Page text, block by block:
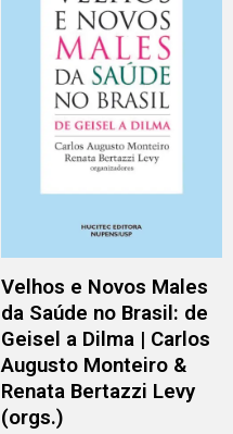
Velhos e Novos Males
da Saúde no Brasil: de
Geisel a Dilma | Carlos
Augusto Monteiro &
Renata Bertazzi Levy
(orgs.)